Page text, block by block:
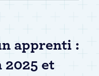
apprenti :
2025 et